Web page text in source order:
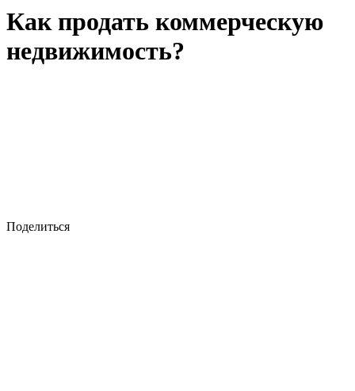
Как продать коммерческую
недвижимость?
Поделиться